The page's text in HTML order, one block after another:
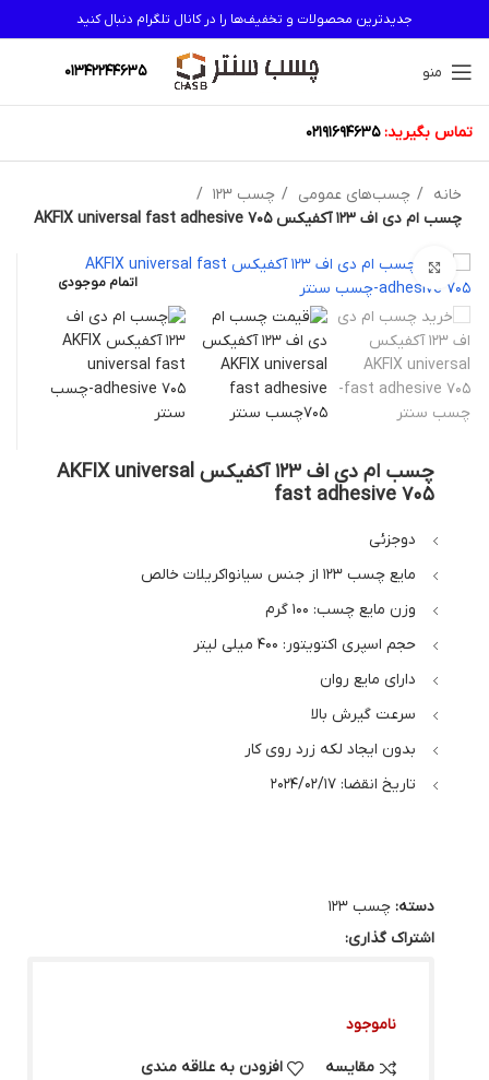
جدیدترین محصولات و تخفیف‌ها را در کانال تلگرام دنبال کنید
منو 01342244635
تماس بگیرید: 02191694635
خانه چسب‌های عمومی
چسب 123
چسب ام دی اف 123 آکفیکس AKFIX universal fast adhesive 705
اتمام موجودی
بزرگنمایی تصویر
چسب ام دی اف 123 آکفیکس AKFIX universal
fast adhesive 705
دوجزئی
مایع چسب 123 از جنس سیانواکریلات خالص
وزن مایع چسب: 100 گرم
حجم اسپری اکتویتور: 400 میلی لیتر
دارای مایع روان
سرعت گیرش بالا
بدون ایجاد لکه زرد روی کار
تاریخ انقضا: 2024/02/17
دسته: چسب 123
اشتراک گذاری:
ناموجود
مقایسه افزودن به علاقه مندی